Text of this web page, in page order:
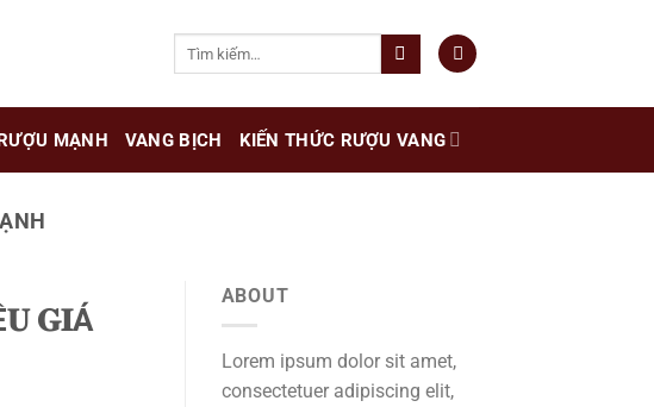
MẠNH VANG BỊCH KIẾN THỨC RƯỢU VANG
𝐆𝐈Á
ABOUT
Lorem ipsum dolor sit amet,
consectetuer adipiscing elit,